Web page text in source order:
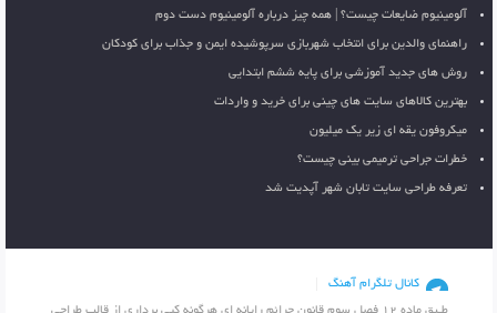
آلومینیوم ضایعات چیست؟ | همه چیز درباره آلومینیوم دست دوم
راهنمای والدین برای انتخاب شهربازی سرپوشیده ایمن و جذاب برای کودکان
روش های جدید آموزشی برای پایه ششم ابتدایی
بهترین کالاهای سایت های چینی برای خرید و واردات
میکروفون یقه ای زیر یک میلیون
خطرات جراحی ترمیمی بینی چیست؟
تعرفه طراحی سایت تابان شهر آپدیت شد
کانال تلگرام آهنگ